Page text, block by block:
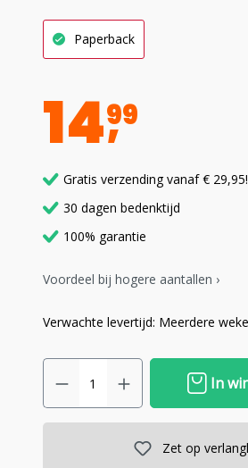
Paperback
1499
Gratis verzending vanaf € 29,95!
30 dagen bedenktijd
100% garantie
Voordeel bij hogere aantallen ›
Verwachte levertijd: Meerdere
In
Zet op